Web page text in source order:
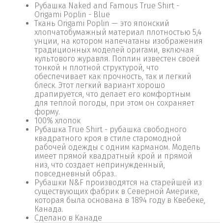
Рубашка Naked and Famous True Shirt -
Origami Poplin - Blue
Ткань Origami Poplin — это японский
хлопчатобумажный материал плотностью 5,4
унции, на котором напечатаны изображения
традиционных моделей оригами, включая
культового журавля. Поплин известен своей
тонкой н плотной структурой, что
обеспечивает как прочность, так и легкий
блеск. Этот легкий вариант хорошо
драпируется, что делает его комфортным
для теплой погоды, при этом он сохраняет
форму.
100% хлопок
Рубашка True Shirt - рубашка свободного
квадратного кроя в стиле старомодной
рабочей одежды с одним карманом. Модель
имеет прямой квадратный крой и прямой
низ, что создает непринужденный,
повседневный образ..
Рубашки N&F производятся на старейшей из
существующих фабрик в Северной Америке,
которая была основана в 1894 году в Квебеке,
Канада.
Сделано в Канаде